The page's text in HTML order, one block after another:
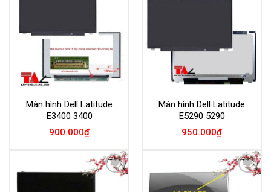
Màn hình Dell Latitude
E3400 3400
900.000₫
Màn hình Dell Latitude
E5290 5290
950.000₫